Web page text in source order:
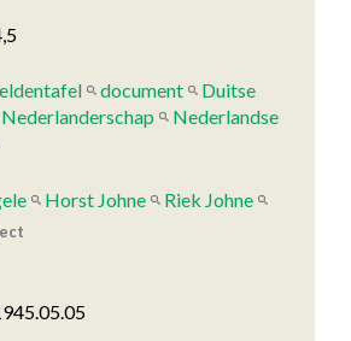
document
Duitse
Nederlanderschap
Nederlandse
Horst Johne Riek Johne